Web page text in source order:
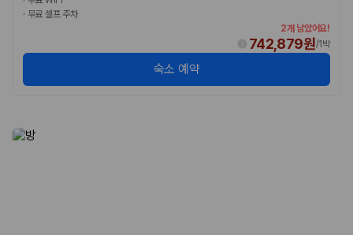
제주도 렌트카 실시간 최저가 가격비교
카모아 사이트맵
· 무료 셀프 주차
2개 남았어요!
742,879원/1박
숙소 예약